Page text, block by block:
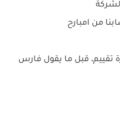
من امبارح
تقييم، قبل ما يقول فارس